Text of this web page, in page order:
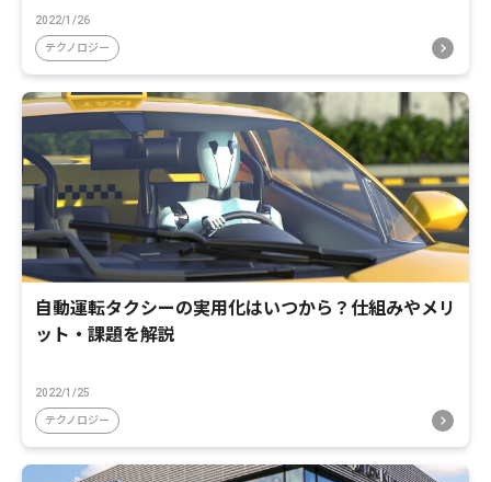
2022/1/26
テクノロジー
自動運転タクシーの実用化はいつから？仕組みやメリ
ット・課題を解説
2022/1/25
テクノロジー